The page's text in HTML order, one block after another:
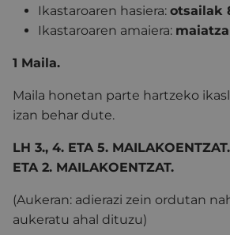
Ikastaroaren hasiera: otsailak
Ikastaroaren amaiera:
1 Maila.
Maila honetan parte hartzeko
izan behar dute.
LH 3., 4. ETA 5.
ETA 2. MAILAKOENTZAT.
(Aukeran: adierazi zein ordutan
aukeratu ahal dituzu)